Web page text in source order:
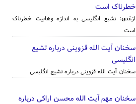
خطرناک است
ازغدی: تشیع انگلیسی به اندازه وهابیت خطرناک
است
سخنان آیت الله قزوینی درباره تشیع
انگلیسی
سخنان آیت الله قزوینی درباره تشیع انگلیسی
سخنان مهم آیت الله محسن اراکی درباره